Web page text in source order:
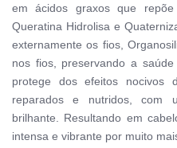
em ácidos graxos que
Queratina Hidrolisa e
externamente os fios,
nos fios, preservando a
protege dos efeitos nocivos
reparados e nutridos, com
brilhante. Resultando em
intensa e vibrante por muito